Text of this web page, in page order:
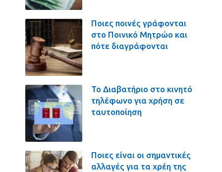
Ποιες ποινές γράφονται
στο Ποινικό Μητρώο και
πότε διαγράφονται
Το Διαβατήριο στο κινητό
τηλέφωνο για χρήση σε
ταυτοποίηση
Ποιες είναι οι σημαντικές
αλλαγές για τα χρέη της